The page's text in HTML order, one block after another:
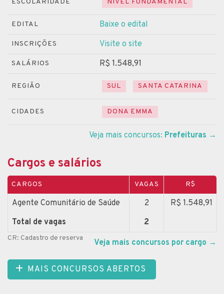
EDITAL Baixe o edital
INSCRIÇÕES Visite o site
SALÁRIOS R$ 1.548,91
REGIÃO SUL SANTA CATARINA
CIDADES DONA EMMA
Veja mais concursos: Prefeituras →
Cargos e salários
CARGOS VAGAS R$
Agente Comunitário de Saúde 2
R$ 1.548,91
Total de vagas
2
CR: Cadastro de reserva Veja mais concursos por cargo →
MAIS CONCURSOS ABERTOS